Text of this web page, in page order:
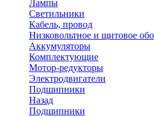
Лампы
Светильники
Кабель, провод
Низковольтное и щитовое
Аккумуляторы
Комплектующие
Мотор-редукторы
Электродвигатели
Подшипники
Назад
Подшипники